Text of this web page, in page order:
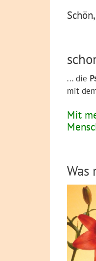
... die
mit
Mit
Was